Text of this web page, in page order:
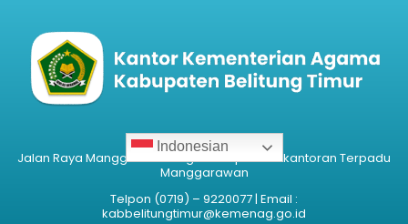
Jalan Raya Manggar Gantung – Komplek Perkantoran Terpadu
Manggarawan
Telpon (0719) – 9220077 | Email :
kabbelitungtimur@kemenag.go.id
Indonesian